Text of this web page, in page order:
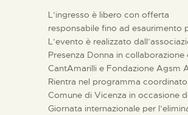
L’ingresso è libero con offerta
responsabile fino ad esaurimento
L’evento è realizzato
Presenza Donna in collaborazione
CantAmarilli e Fondazione Agsm
Rientra nel programma
Comune di Vicenza in occasione
Giornata internazionale per